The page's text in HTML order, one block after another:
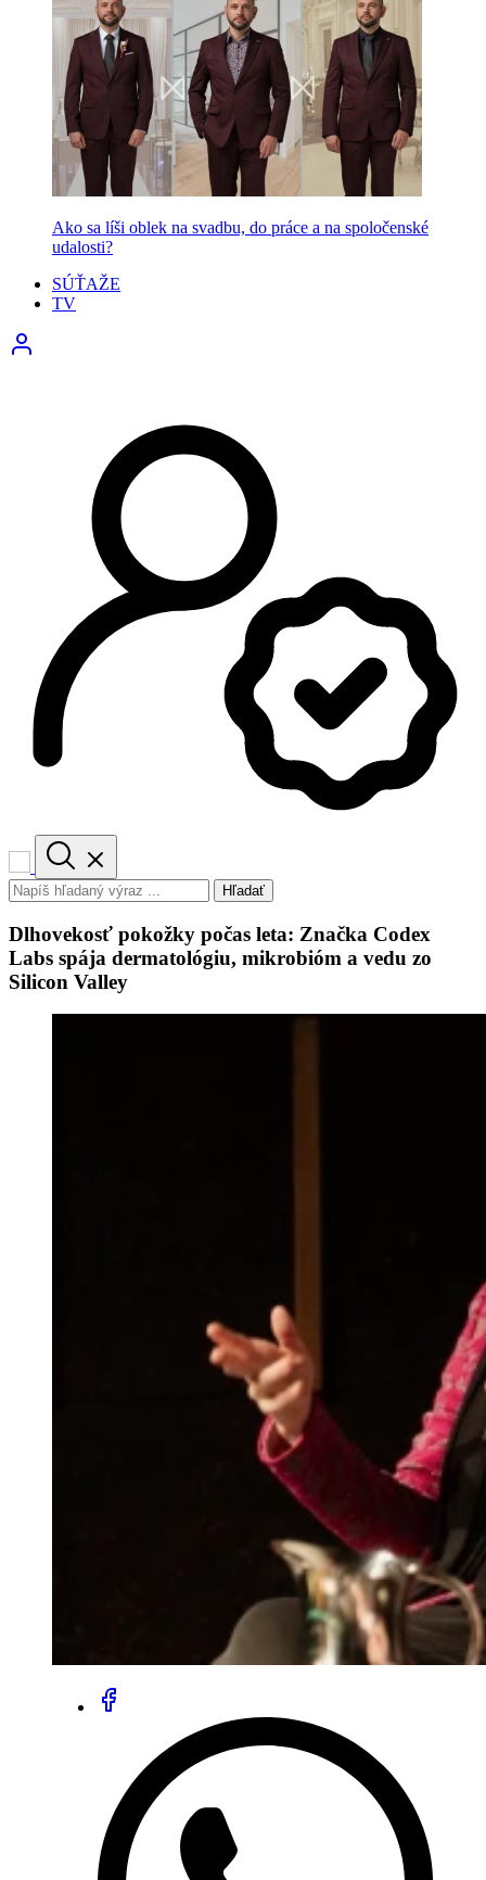
Ako sa líši oblek na svadbu, do práce a na spoločenské
udalosti?
SÚŤAŽE
TV
Hľadať
Dlhovekosť pokožky počas leta: Značka Codex
Labs spája dermatológiu, mikrobióm a vedu zo
Silicon Valley